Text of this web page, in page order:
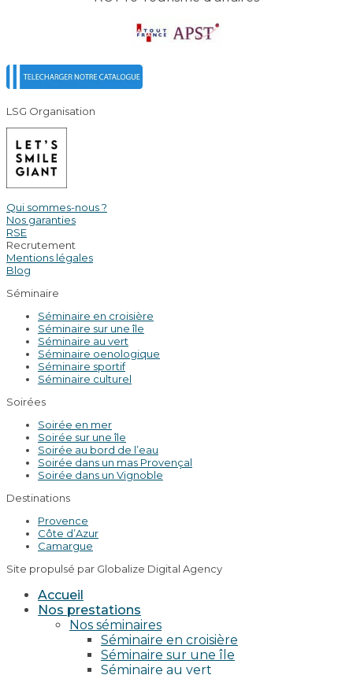
LSG Organisation
Qui sommes-nous ?
Nos garanties
RSE
Recrutement
Mentions légales
Blog
Séminaire
Séminaire en croisière
Séminaire sur une île
Séminaire au vert
Séminaire oenologique
Séminaire sportif
Séminaire culturel
Soirées
Soirée en mer
Soirée sur une île
Soirée au bord de l’eau
Soirée dans un mas Provençal
Soirée dans un Vignoble
Destinations
Provence
Côte d’Azur
Camargue
Site propulsé par Globalize Digital Agency
Accueil
Nos prestations
Nos séminaires
Séminaire en croisière
Séminaire sur une île
Séminaire au vert